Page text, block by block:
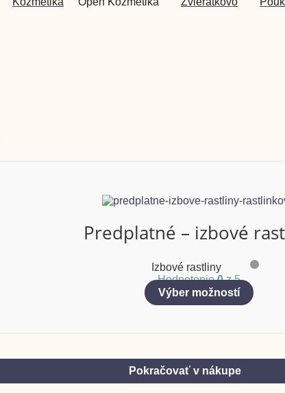
Predplatné – izbové
Izbové rastliny
Hodnotenie0z 5
Výber možností
Pokračovať v nákupe